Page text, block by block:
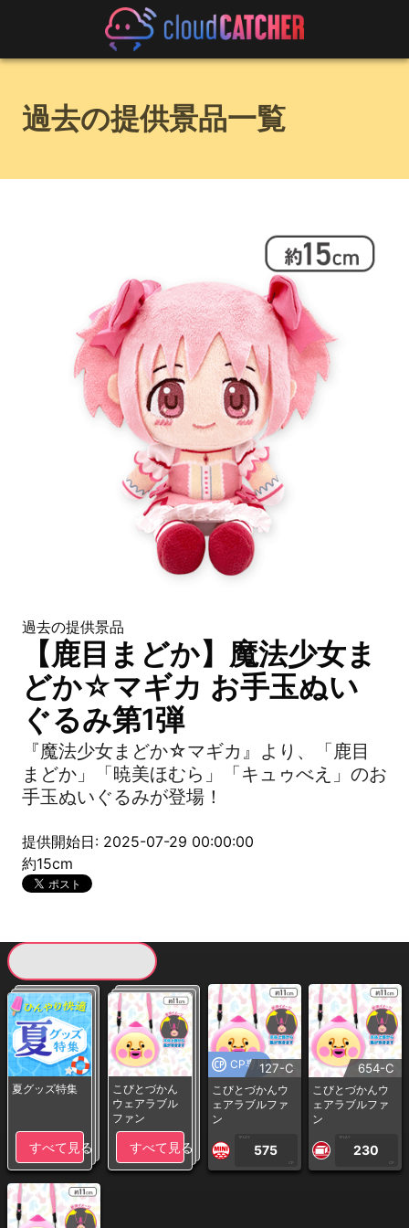
過去の提供景品一覧
過去の提供景品
【鹿目まどか】魔法少女ま
どか☆マギカ お手玉ぬい
ぐるみ第1弾
『魔法少女まどか☆マギカ』より、「鹿目
まどか」「暁美ほむら」「キュゥべえ」のお
手玉ぬいぐるみが登場！
提供開始日: 2025-07-29 00:00:00
約15cm
夏グッズ特集
すべて見る
こびとづかん
ウェアラブル
ファン
すべて見る
CP専用127-C
こびとづかんウ
ェアラブルファ
ン
1PLAY
575
CP
654-C
こびとづかんウ
ェアラブルファ
ン
1PLAY
230
CP